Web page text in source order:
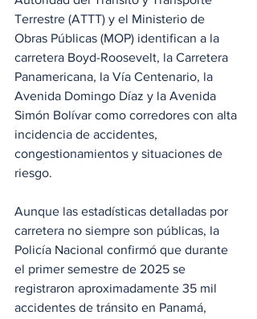
Terrestre (ATTT) y el Ministerio de
Obras Públicas (MOP) identifican a la
carretera Boyd-Roosevelt, la Carretera
Panamericana, la Vía Centenario, la
Avenida Domingo Díaz y la Avenida
Simón Bolívar como corredores con alta
incidencia de accidentes,
congestionamientos y situaciones de
riesgo.
Aunque las estadísticas detalladas por
carretera no siempre son públicas, la
Policía Nacional confirmó que durante
el primer semestre de 2025 se
registraron aproximadamente 35 mil
accidentes de tránsito en Panamá,